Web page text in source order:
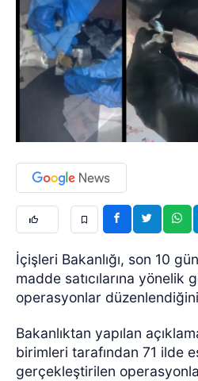
İçişleri Bakanlığı, son 10
madde satıcılarına yönelik
operasyonlar
Bakanlıktan yapılan
birimleri tarafından 71 ilde
gerçekleştirilen